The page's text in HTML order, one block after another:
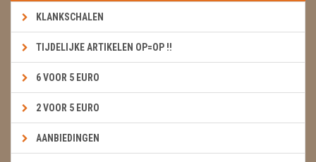
KLANKSCHALEN
TIJDELIJKE ARTIKELEN OP=OP !!
6 VOOR 5 EURO
2 VOOR 5 EURO
AANBIEDINGEN